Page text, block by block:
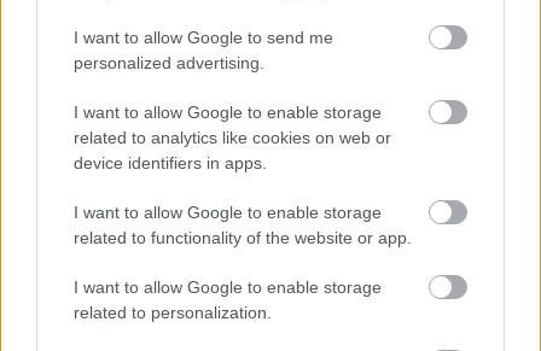
I want to allow Google to send me
personalized advertising.
I want to allow Google to enable storage
related to analytics like cookies on web or
device identifiers in apps.
I want to allow Google to enable storage
related to functionality of the website or app.
I want to allow Google to enable storage
related to personalization.
εξωστρεφούς στρατηγικής του TELETHON, με στόχο τη σύμπραξη με
οργανωμένα σύνολα που μοιράζονται τις ίδιες αξίες: τη
συμπερίληψη, τη στήριξη των ασθενών και την επένδυση στην
Το TELETHON Κύπρου εκφράζει θερμές ευχαριστίες στην Κυπριακή
Ομοσπονδία Καλαθοσφαίρισης για την αμέριστη στήριξη και την
σχετικά με τοTELETHON
επισκεφθείτετην ιστοσελίδα https://www.cing.ac.cy/en/telethon